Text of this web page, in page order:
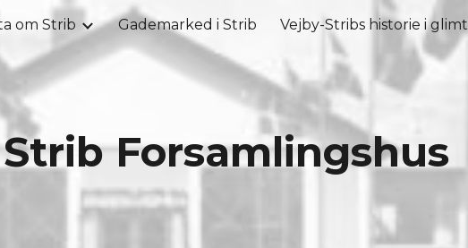
Skip to main content Skip to navigation
om Strib Gademarked i Strib Vejby-Stribs historie i glimt
Strib Forsamlingshus